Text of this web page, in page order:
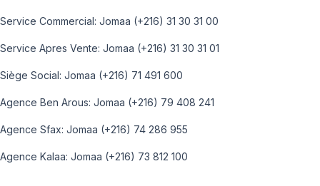
Service Commercial: Jomaa (+216) 31 30 31 00
Service Apres Vente: Jomaa (+216) 31 30 31 01
Siège Social: Jomaa (+216) 71 491 600
Agence Ben Arous: Jomaa (+216) 79 408 241
Agence Sfax: Jomaa (+216) 74 286 955
Agence Kalaa: Jomaa (+216) 73 812 100